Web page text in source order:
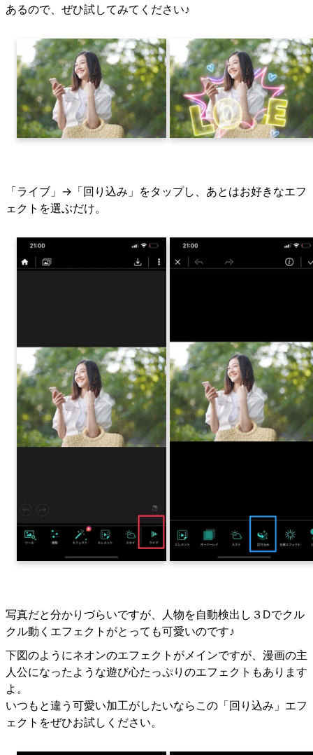
あるので、ぜひ試してみてください♪
「ライブ」→「回り込み」をタップし、あとはお好きなエフ
ェクトを選ぶだけ。
写真だと分かりづらいですが、人物を自動検出し３Dでクル
クル動くエフェクトがとっても可愛いのです♪
下図のようにネオンのエフェクトがメインですが、漫画の主
人公になったような遊び心たっぷりのエフェクトもあります
よ。
いつもと違う可愛い加工がしたいならこの「回り込み」エフ
ェクトをぜひお試しください。